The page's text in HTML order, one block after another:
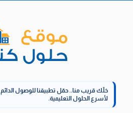
خلّك قريب منا.. حمّل تطبيقنا للوصول الدائم
لأسرع الحلول التعليمية.